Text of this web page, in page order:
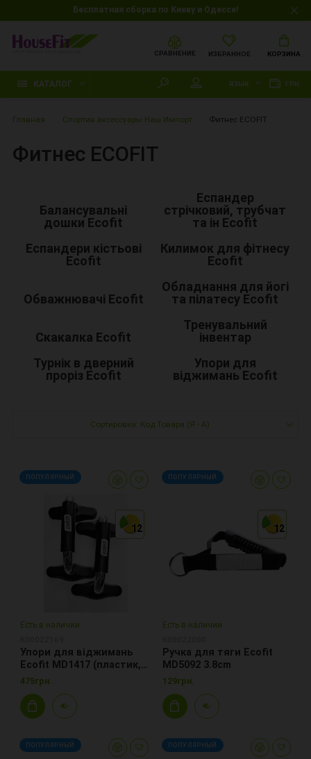
Бесплатная сборка по Киеву и Одессе!
СРАВНЕНИЕ ИЗБРАННОЕ КОРЗИНА
КАТАЛОГ ЯЗЫК ГРН.
Главная Спортив.аксессуары Наш Импорт Фитнес ECOFIT
Фитнес ECOFIT
Балансувальні
дошки Ecofit
Еспандер
стрічковий, трубчат
та ін Ecofit
Еспандери кістьові
Ecofit
Килимок для фітнесу
Ecofit
Обважнювачі Ecofit
Обладнання для йогі
та пілатесу Ecofit
Скакалка Ecofit
Тренувальний
інвентар
Турнік в дверний
проріз Ecofit
Упори для
віджимань Ecofit
Сортировка: Код Товара (Я - А)
12
12
12
ПОПУЛЯРНЫЙ
Есть в наличии
Упори для віджимань
Ecofit MD1417 (пластик,
неопрен)
475грн.
12
12
12
ПОПУЛЯРНЫЙ
Есть в наличии
Ручка для тяги Ecofit
MD5092 3.8cm
129грн.
ПОПУЛЯРНЫЙ ПОПУЛЯРНЫЙ